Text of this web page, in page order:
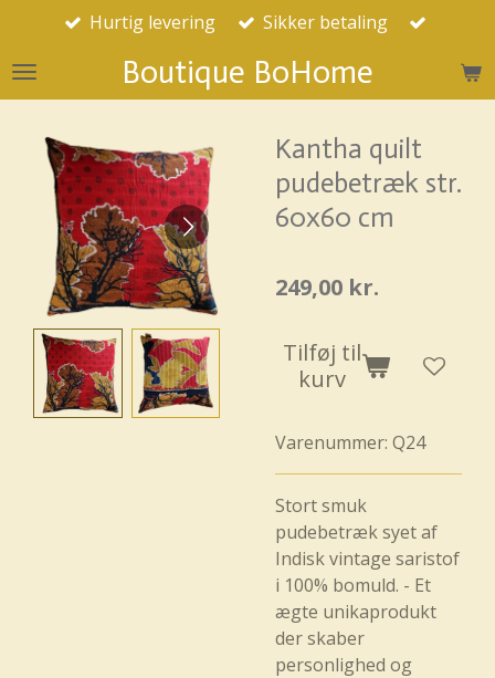
Spring
hovedindhold Boutique BoHome
Hurtig levering Sikker betaling
Kantha quilt
pudebetræk str.
60x60 cm
249,00 kr.
Tilføj til
kurv
Varenummer: Q24
Stort smuk
pudebetræk syet af
Indisk vintage saristof
i 100% bomuld. - Et
ægte unikaprodukt
der skaber
personlighed og